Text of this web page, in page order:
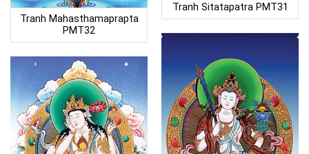
Tranh Sitatapatra PMT31
Tranh Mahasthamaprapta
PMT32